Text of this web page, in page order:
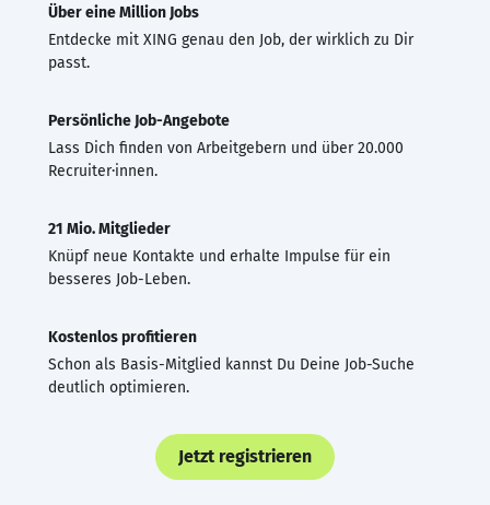
Über eine Million Jobs
Entdecke mit XING genau den Job, der wirklich zu Dir
passt.
Persönliche Job-Angebote
Lass Dich finden von Arbeitgebern und über 20.000
Recruiter·innen.
21 Mio. Mitglieder
Knüpf neue Kontakte und erhalte Impulse für ein
besseres Job-Leben.
Kostenlos profitieren
Schon als Basis-Mitglied kannst Du Deine Job-Suche
deutlich optimieren.
Jetzt registrieren